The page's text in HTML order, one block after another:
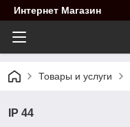
Интернет Магазин
Товары и услуги
IP 44